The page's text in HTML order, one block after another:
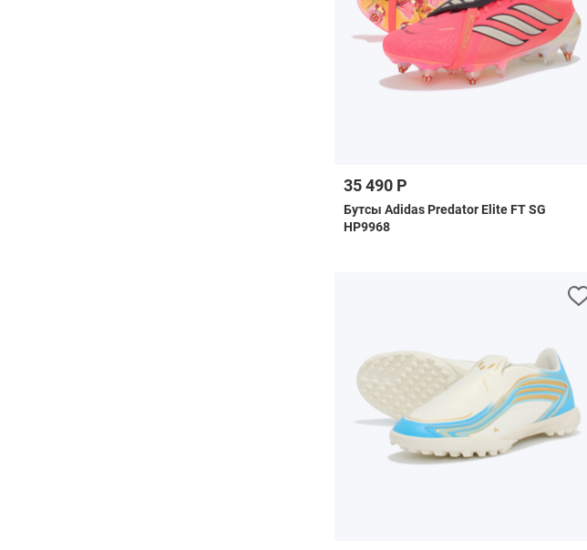
35 490 Р
Бутсы Adidas Predator Elite FT SG
HP9968